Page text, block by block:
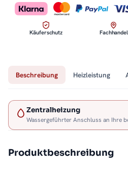
Käuferschutz Fachhandel
Beschreibung Heizleistung
Zentralheizung
Wassergeführter Anschluss an Ihre
Produktbeschreibung